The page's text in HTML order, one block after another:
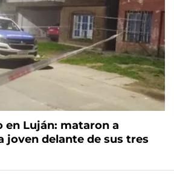
Luján: mataron a
joven delante de sus tres